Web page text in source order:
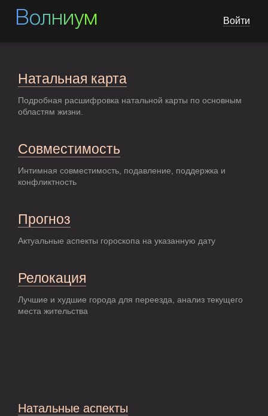
Волниум Войти
Натальная карта
Подробная расшифровка натальной карты по основным
областям жизни.
Совместимость
Интимная совместимость, подавление, поддержка и
конфликтность
Прогноз
Актуальные аспекты гороскопа на указанную дату
Релокация
Лучшие и худшие города для переезда, анализ текущего
места жительства
Натальные аспекты